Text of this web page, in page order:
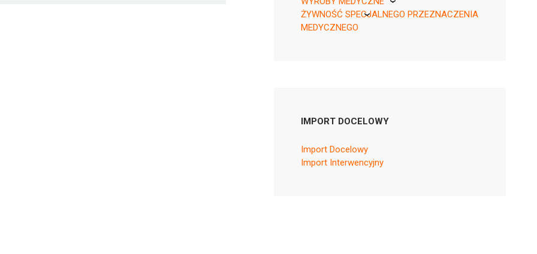
KikGel
ŻYWNOŚĆ SPECJALNEGO PRZEZNACZENIA
MEDYCZNEGO
IMPORT DOCELOWY
Import Docelowy
Import Interwencyjny